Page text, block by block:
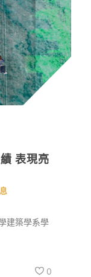
表現亮
建築學系學
0